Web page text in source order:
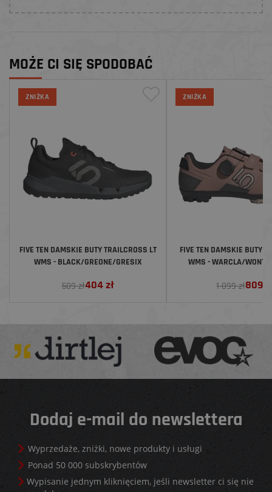
MOŻE CI SIĘ SPODOBAĆ
ZNIŻKA
FIVE TEN DAMSKIE BUTY TRAILCROSS LT
WMS - BLACK/GREONE/GRESIX
509 zł404zł
ZNIŻKA
FIVE TEN DAMSKIE BUTY
WMS - WARCLA/
1 099 zł809
Dodaj e-mail do newslettera
Wyprzedaże, zniżki, nowe produkty i usługi
Ponad 50 000 subskrybentów
Wypisanie jednym kliknięciem, jeśli newsletter ci się nie